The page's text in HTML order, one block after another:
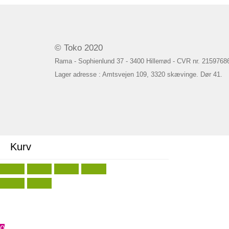
© Toko 2020
Rama - Sophienlund 37 - 3400 Hillerrød - CVR nr.
Lager adresse : Amtsvejen 109, 3320 skævinge. Dør 41.
Kurv